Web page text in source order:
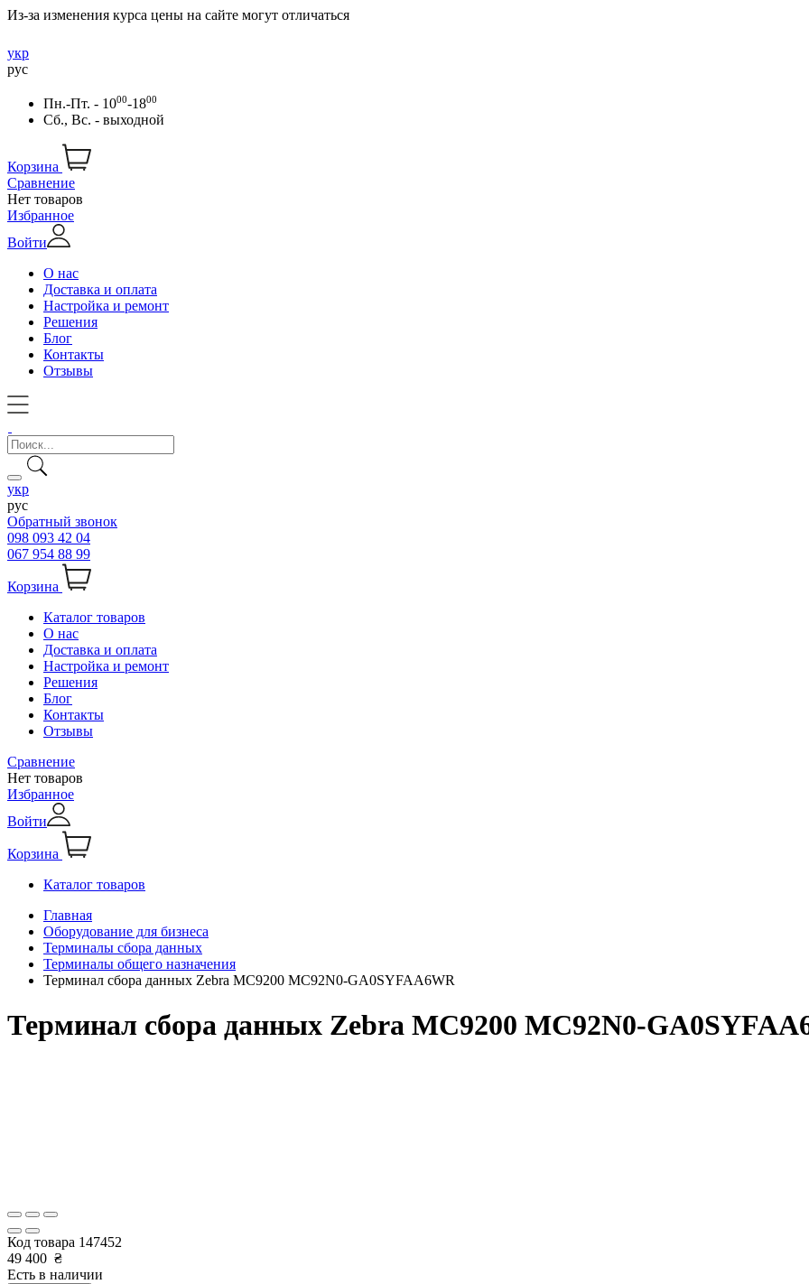
Из-за изменения курса цены на сайте могут отличаться
укр
рус
Пн.-Пт. - 1000-1800
Сб., Вс. - выходной
Корзина
Сравнение
Нет товаров
Избранное
Войти
О нас
Доставка и оплата
Настройка и ремонт
Решения
Блог
Контакты
Отзывы
укр
рус
Обратный звонок
098 093 42 04
067 954 88 99
Корзина
Каталог товаров
О нас
Доставка и оплата
Настройка и ремонт
Решения
Блог
Контакты
Отзывы
Сравнение
Нет товаров
Избранное
Войти
Корзина
Каталог товаров
Главная
Оборудование для бизнеса
Терминалы сбора данных
Терминалы общего назначения
Терминал сбора данных Zebra MC9200 MC92N0-GA0SYFAA6WR
Терминал сбора данных Zebra MC9200 MC92N0-
Код товара 147452
49 400 ₴
Есть в наличии